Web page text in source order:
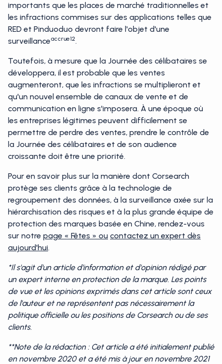
importants que les places de marché traditionnelles et
les infractions commises sur des applications telles que
RED et Pinduoduo devront faire l'objet d'une
surveillanceaccrue12.
Toutefois, à mesure que la Journée des célibataires se
développera, il est probable que les ventes
augmenteront, que les infractions se multiplieront et
qu'un nouvel ensemble de canaux de vente et de
communication en ligne s'imposera. À une époque où
les entreprises légitimes peuvent difficilement se
permettre de perdre des ventes, prendre le contrôle de
la Journée des célibataires et de son audience
croissante doit être une priorité.
Pour en savoir plus sur la manière dont Corsearch
protège ses clients grâce à la technologie de
regroupement des données, à la surveillance axée sur la
hiérarchisation des risques et à la plus grande équipe de
protection des marques basée en Chine, rendez-vous
sur notre page « Fêtes » ou contactez un expert dès
aujourd'hui.
*Il s'agit d'un article d'information et d'opinion rédigé par
un expert interne en protection de la marque. Les points
de vue et les opinions exprimés dans cet article sont ceux
de l'auteur et ne représentent pas nécessairement la
politique officielle ou les positions de Corsearch ou de ses
clients.
**Note de la rédaction : Cet article a été initialement publié
en novembre 2020 et a été mis à jour en novembre 2021